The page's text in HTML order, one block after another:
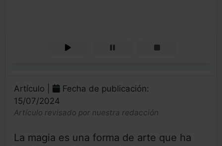
Artículo |
Fecha de publicación:
15/07/2024
Artículo revisado por nuestra redacción
La magia es una forma de arte que ha